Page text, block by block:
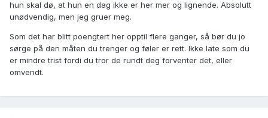
hun skal dø, at hun en dag ikke er her mer og lignende. Absolutt
unødvendig, men jeg gruer meg.
Som det har blitt poengtert her opptil flere ganger, så bør du jo
sørge på den måten du trenger og føler er rett. Ikke late som du
er mindre trist fordi du tror de rundt deg forventer det, eller
omvendt.